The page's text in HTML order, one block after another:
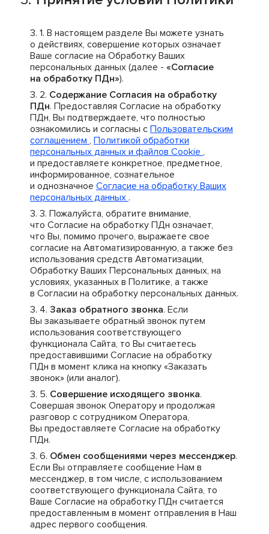
В настоящем разделе Вы можете узнать
о действиях, совершение которых означает
Ваше согласие на Обработку Ваших
персональных данных (далее - «Согласие
на обработку ПДн»).
Содержание Согласия на обработку
ПДн. Предоставляя Согласие на обработку
ПДн, Вы подтверждаете, что полностью
ознакомились и согласны с Пользовательским
соглашением , Политикой обработки
персональных данных и файлов Cookie ,
и предоставляете конкретное, предметное,
информированное, сознательное
и однозначное Согласие на обработку Ваших
персональных данных .
Пожалуйста, обратите внимание,
что Согласие на обработку ПДн означает,
что Вы, помимо прочего, выражаете свое
согласие на Автоматизированную, а также без
использования средств Автоматизации,
Обработку Ваших Персональных данных, на
условиях, указанных в Политике, а также
в Согласии на обработку персональных данных.
Заказ обратного звонка. Если
Вы заказываете обратный звонок путем
использования соответствующего
функционала Сайта, то Вы считаетесь
предоставившими Согласие на обработку
ПДн в момент клика на кнопку «Заказать
звонок» (или аналог).
Совершение исходящего звонка.
Совершая звонок Оператору и продолжая
разговор с сотрудником Оператора,
Вы предоставляете Согласие на обработку
ПДн.
Обмен сообщениями через мессенджер.
Если Вы отправляете сообщение Нам в
мессенджер, в том числе, с использованием
соответствующего функционала Сайта, то
Ваше Согласие на обработку ПДн считается
предоставленным в момент отправления в Наш
адрес первого сообщения.